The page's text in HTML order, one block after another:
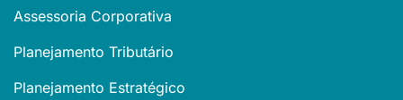
Assessoria Corporativa
Planejamento Tributário
Planejamento Estratégico